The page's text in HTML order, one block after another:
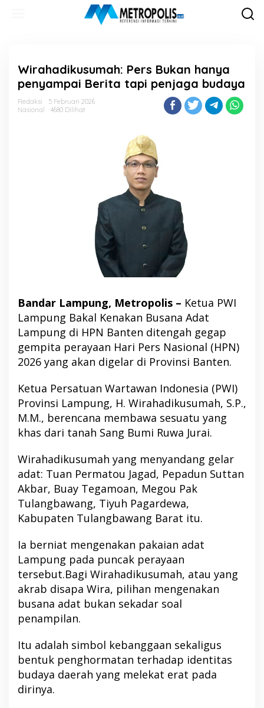
Wirahadikusumah: Pers Bukan hanya
penyampai Berita tapi penjaga budaya
Redaksi
5 Februari 2026
Nasional
4680 Dilihat
Bandar Lampung, Metropolis – Ketua PWI
Lampung Bakal Kenakan Busana Adat
Lampung di HPN Banten ditengah gegap
gempita perayaan Hari Pers Nasional (HPN)
2026 yang akan digelar di Provinsi Banten.
Ketua Persatuan Wartawan Indonesia (PWI)
Provinsi Lampung, H. Wirahadikusumah, S.P.,
M.M., berencana membawa sesuatu yang
khas dari tanah Sang Bumi Ruwa Jurai.
Wirahadikusumah yang menyandang gelar
adat: Tuan Permatou Jagad, Pepadun Suttan
Akbar, Buay Tegamoan, Megou Pak
Tulangbawang, Tiyuh Pagardewa,
Kabupaten Tulangbawang Barat itu.
Ia berniat mengenakan pakaian adat
Lampung pada puncak perayaan
tersebut.Bagi Wirahadikusumah, atau yang
akrab disapa Wira, pilihan mengenakan
busana adat bukan sekadar soal
penampilan.
Itu adalah simbol kebanggaan sekaligus
bentuk penghormatan terhadap identitas
budaya daerah yang melekat erat pada
dirinya.